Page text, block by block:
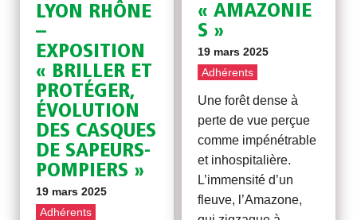
LYON RHÔNE
–
EXPOSITION
« BRILLER ET
PROTÉGER,
ÉVOLUTION
DES CASQUES
DE SAPEURS-
POMPIERS »
19 mars 2025
Adhérents
« AMAZONIE
S »
19 mars 2025
Adhérents
Une forêt dense à
perte de vue perçue
comme impénétrable
et inhospitalière.
L’immensité d’un
fleuve, l’Amazone,